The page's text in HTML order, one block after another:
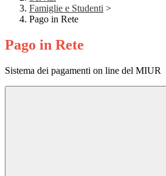
Famiglie e Studenti >
Pago in Rete
Pago in Rete
Sistema dei pagamenti on line del MIUR